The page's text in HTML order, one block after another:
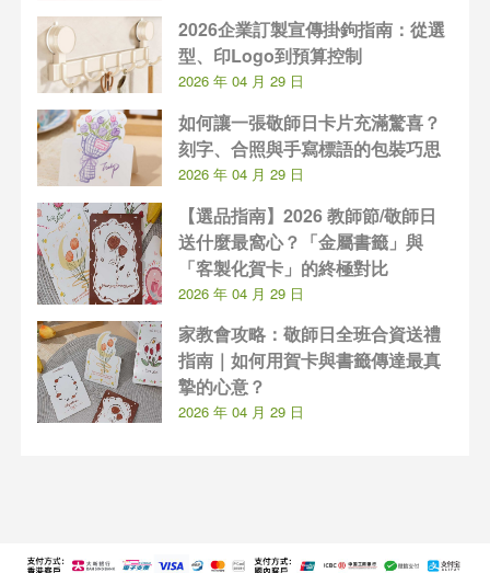
2026企業訂製宣傳掛鉤指南：從選
型、印Logo到預算控制
2026 年 04 月 29 日
如何讓一張敬師日卡片充滿驚喜？
刻字、合照與手寫標語的包裝巧思
2026 年 04 月 29 日
【選品指南】2026 教師節/敬師日
送什麼最窩心？「金屬書籤」與
「客製化賀卡」的終極對比
2026 年 04 月 29 日
家教會攻略：敬師日全班合資送禮
指南｜如何用賀卡與書籤傳達最真
摯的心意？
2026 年 04 月 29 日